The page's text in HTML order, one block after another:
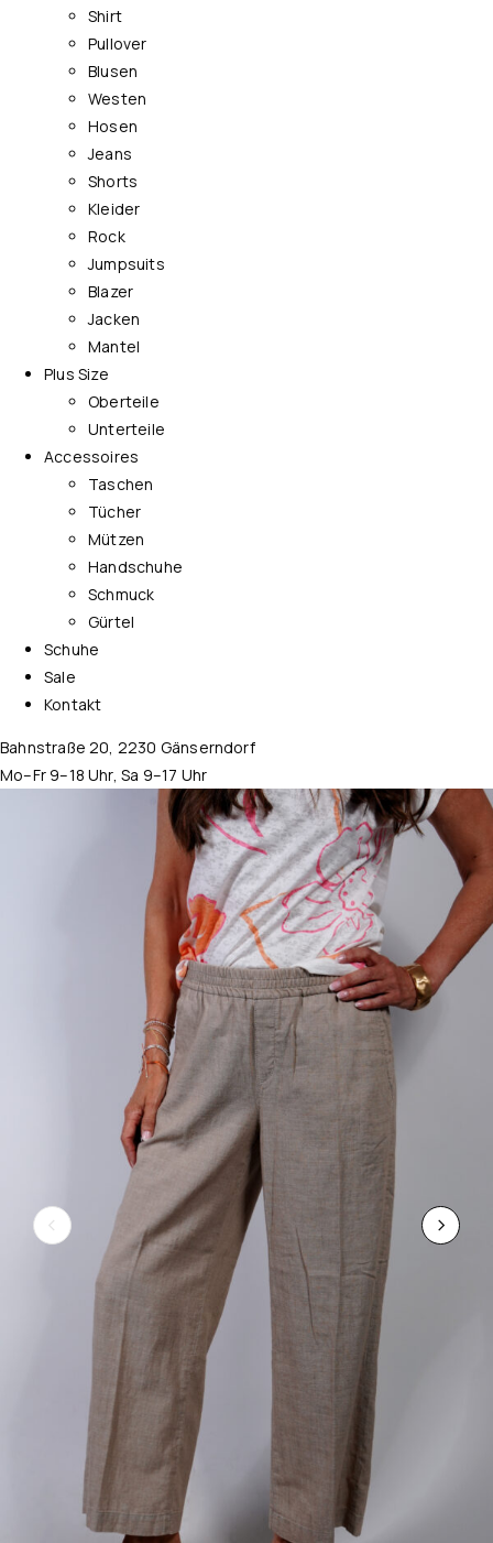
Shirt
Pullover
Blusen
Westen
Hosen
Jeans
Shorts
Kleider
Rock
Jumpsuits
Blazer
Jacken
Mantel
Plus Size
Oberteile
Unterteile
Accessoires
Taschen
Tücher
Mützen
Handschuhe
Schmuck
Gürtel
Schuhe
Sale
Kontakt
Bahnstraße 20, 2230 Gänserndorf
Mo–Fr 9–18 Uhr, Sa 9–17 Uhr